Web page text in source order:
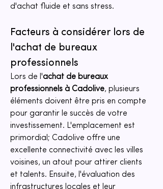
d'achat fluide et sans stress.
Facteurs à considérer lors de
l'achat de bureaux
professionnels
Lors de l'achat de bureaux
professionnels à Cadolive, plusieurs
éléments doivent être pris en compte
pour garantir le succès de votre
investissement. L'emplacement est
primordial; Cadolive offre une
excellente connectivité avec les villes
voisines, un atout pour attirer clients
et talents. Ensuite, l'évaluation des
infrastructures locales et leur